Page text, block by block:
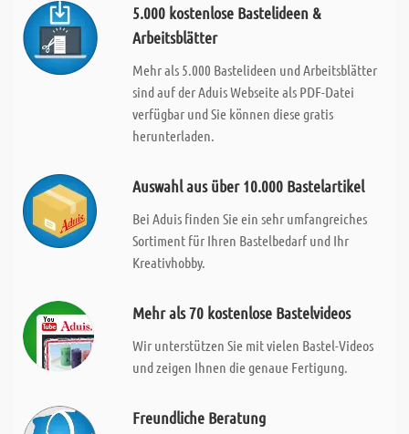
5.000 kostenlose Bastelideen &
Arbeitsblätter
Mehr als 5.000 Bastelideen und Arbeitsblätter
sind auf der Aduis Webseite als PDF-Datei
verfügbar und Sie können diese gratis
herunterladen.
Auswahl aus über 10.000 Bastelartikel
Bei Aduis finden Sie ein sehr umfangreiches
Sortiment für Ihren Bastelbedarf und Ihr
Kreativhobby.
Mehr als 70 kostenlose Bastelvideos
Wir unterstützen Sie mit vielen Bastel-Videos
und zeigen Ihnen die genaue Fertigung.
Freundliche Beratung